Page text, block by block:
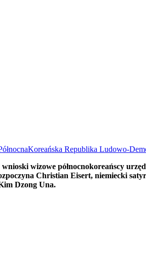
Koreańska Republika Ludowo-
wizowe północnokoreańscy
Christian Eisert, niemiecki
Dzong Una.